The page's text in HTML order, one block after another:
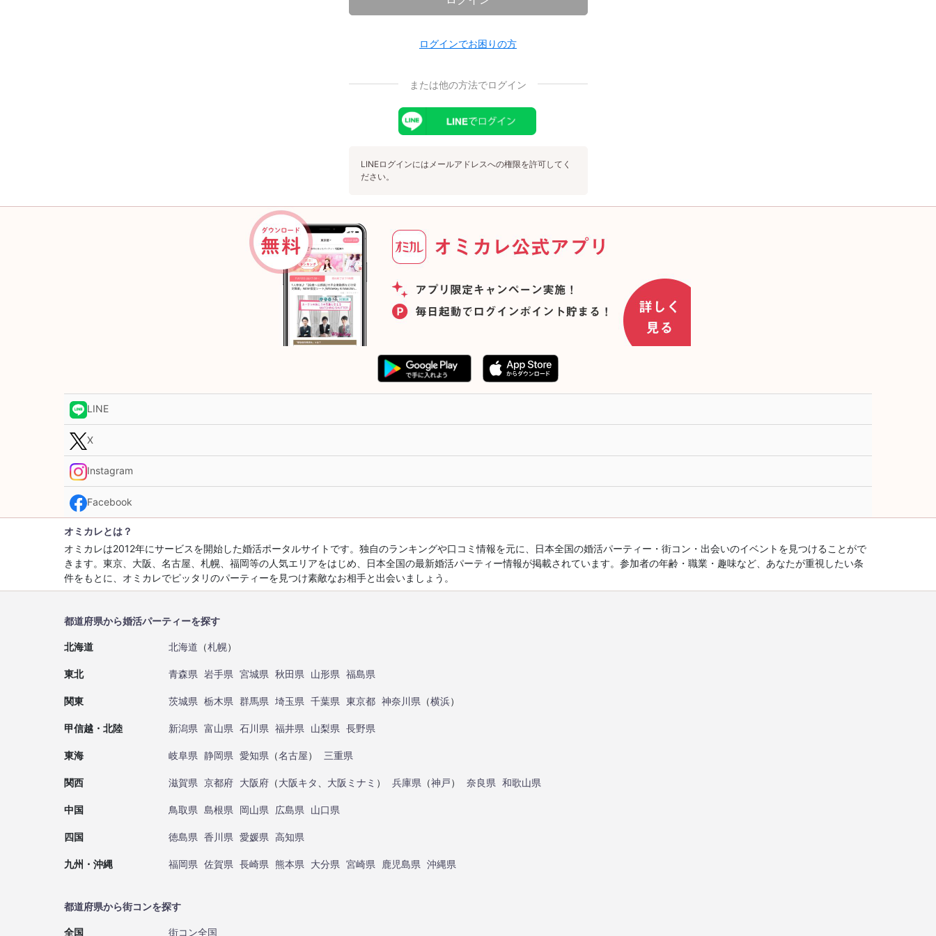
ログインでお困りの方
または他の方法でログイン
LINEログインにはメールアドレスへの権限を許可してく
ださい。
LINE
X
Instagram
Facebook
オミカレとは？
オミカレは2012年にサービスを開始した婚活ポータルサイトです。独自のランキングや口コミ情報を元に、日本全国の婚活パーティー・街コン・出会いのイベントを見つけることがで
きます。東京、大阪、名古屋、札幌、福岡等の人気エリアをはじめ、日本全国の最新婚活パーティー情報が掲載されています。参加者の年齢・職業・趣味など、あなたが重視したい条
件をもとに、オミカレでピッタリのパーティーを見つけ素敵なお相手と出会いましょう。
都道府県から婚活パーティーを探す
北海道 北海道 （札幌）
東北 青森県 岩手県 宮城県 秋田県 山形県 福島県
関東 茨城県 栃木県 群馬県 埼玉県 千葉県 東京都 神奈川県 （横浜）
甲信越・北陸 新潟県 富山県 石川県 福井県 山梨県 長野県
東海 岐阜県 静岡県 愛知県 （名古屋） 三重県
関西 滋賀県 京都府 大阪府 （大阪キタ 大阪ミナミ ） 兵庫県 （神戸） 奈良県 和歌山県
中国 鳥取県 島根県 岡山県 広島県 山口県
四国 徳島県 香川県 愛媛県 高知県
九州・沖縄 福岡県 佐賀県 長崎県 熊本県 大分県 宮崎県 鹿児島県 沖縄県
都道府県から街コンを探す
全国 街コン全国